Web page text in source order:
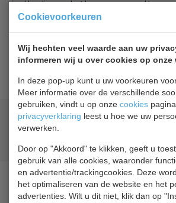
Cookievoorkeuren
Wij hechten veel waarde aan uw
informeren wij u over cookies op onze
In deze pop-up kunt u uw voorkeuren
Meer informatie over de verschillende
gebruiken, vindt u op onze cookies
privacyverklaring leest u hoe we uw
verwerken.
Door op "Akkoord" te klikken, geeft u
gebruik van alle cookies, waaronder
en advertentie/trackingcookies. Deze
het optimaliseren van de website en het
advertenties. Wilt u dit niet, klik dan op
Handig voor het bewaren en snel
verpakte diepvriesproducten. Afmeting
mm., prijs per mand
In de inhangmanden kunnen de
Geld terugprijsgarantie
Lage prijzen hoge service
Gratis verzending
vanaf € 200,00